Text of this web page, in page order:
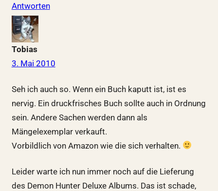
Antworten
Tobias
3. Mai 2010
Seh ich auch so. Wenn ein Buch kaputt ist, ist es
nervig. Ein druckfrisches Buch sollte auch in Ordnung
sein. Andere Sachen werden dann als
Mängelexemplar verkauft.
Vorbildlich von Amazon wie die sich verhalten.
Leider warte ich nun immer noch auf die Lieferung
des Demon Hunter Deluxe Albums. Das ist schade,